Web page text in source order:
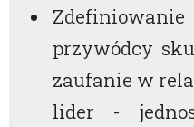
przywódcy
zaufanie w
lider -